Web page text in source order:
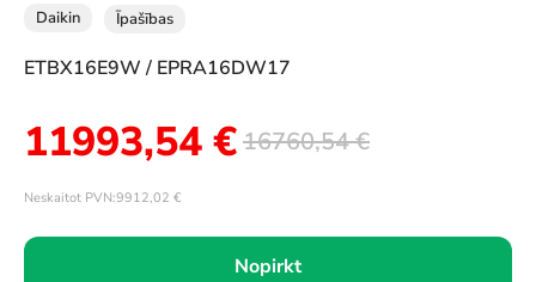
Daikin Īpašības
ETBX16E9W / EPRA16DW17
16760,54€
11993,54€
Neskaitot PVN:9912,02 €
Nopirkt